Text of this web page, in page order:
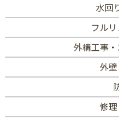
水回
フル
外構工事
外
修